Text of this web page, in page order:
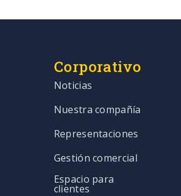
Corporativo
Noticias
Nuestra compañía
Representaciones
Gestión comercial
Espacio para
clientes